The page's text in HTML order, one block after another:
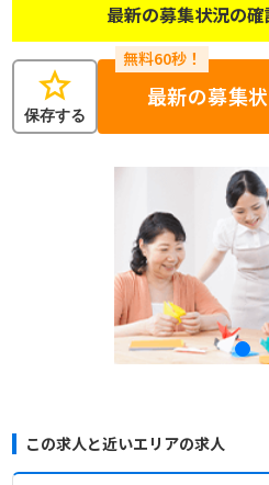
最新の募集状況の確
star
保存する
最新の募集
この求人と近いエリアの求人